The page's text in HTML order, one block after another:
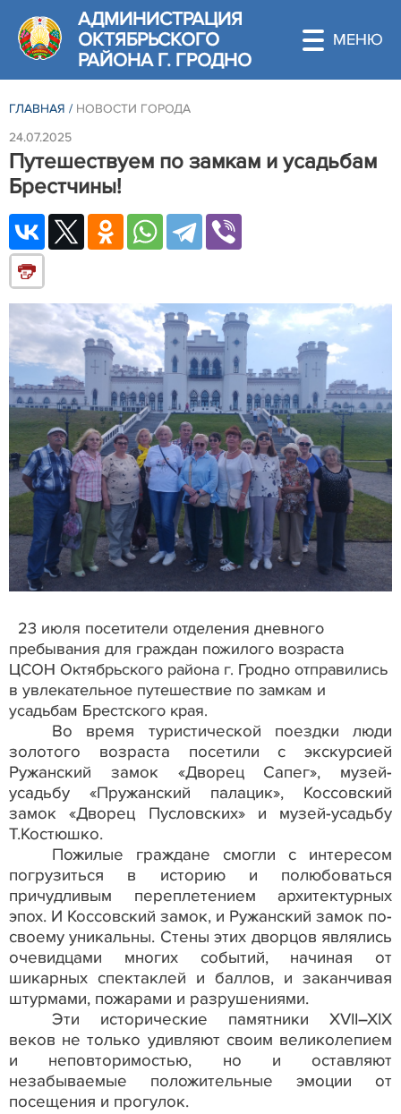
АДМИНИСТРАЦИЯ
ОКТЯБРЬСКОГО
РАЙОНА Г. ГРОДНО
ГЛАВНАЯ / НОВОСТИ ГОРОДА
24.07.2025
Путешествуем по замкам и усадьбам
Брестчины!
23 июля посетители отделения дневного
пребывания для граждан пожилого возраста
ЦСОН Октябрьского района г. Гродно отправились
в увлекательное путешествие по замкам и
усадьбам Брестского края.
Во время туристической поездки люди
золотого возраста посетили с экскурсией
Ружанский замок «Дворец Сапег», музей-
усадьбу «Пружанский палацик», Коссовский
замок «Дворец Пусловских» и музей-усадьбу
Т.Костюшко.
Пожилые граждане смогли с интересом
погрузиться в историю и полюбоваться
причудливым переплетением архитектурных
эпох. И Коссовский замок, и Ружанский замок по-
своему уникальны. Стены этих дворцов являлись
очевидцами многих событий, начиная от
шикарных спектаклей и баллов, и заканчивая
штурмами, пожарами и разрушениями.
Эти исторические памятники ХVII–XIX
веков не только удивляют своим великолепием
и неповторимостью, но и оставляют
незабываемые положительные эмоции от
посещения и прогулок.